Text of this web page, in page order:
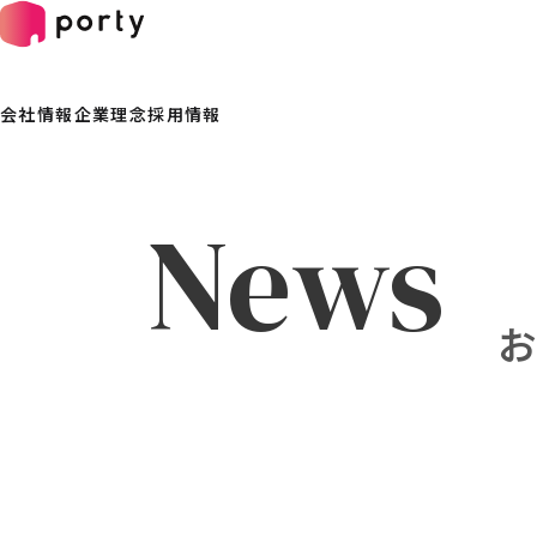
会社情報企業理念採用情報
News